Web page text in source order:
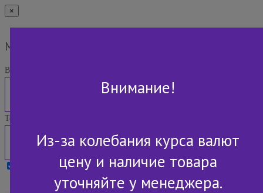
×
Мы Вам перезвоним
Ваше имя:
Телефон:
Я принимаю условия Политики конфиденциальности
Внимание!
Из-за колебания курса валют
цену и наличие товара
уточняйте у менеджера.